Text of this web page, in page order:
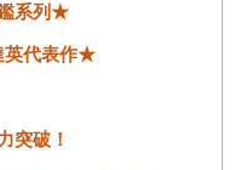
系列★
英代表作★
突破！